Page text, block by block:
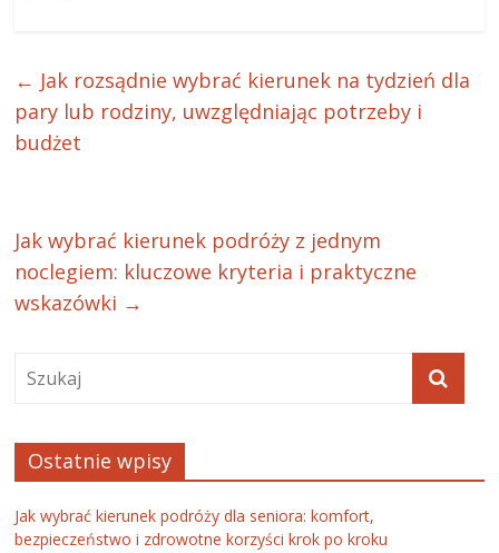
← Jak rozsądnie wybrać kierunek na tydzień dla
pary lub rodziny, uwzględniając potrzeby i
budżet
Jak wybrać kierunek podróży z jednym
noclegiem: kluczowe kryteria i praktyczne
wskazówki →
Ostatnie wpisy
Jak wybrać kierunek podróży dla seniora: komfort,
bezpieczeństwo i zdrowotne korzyści krok po kroku